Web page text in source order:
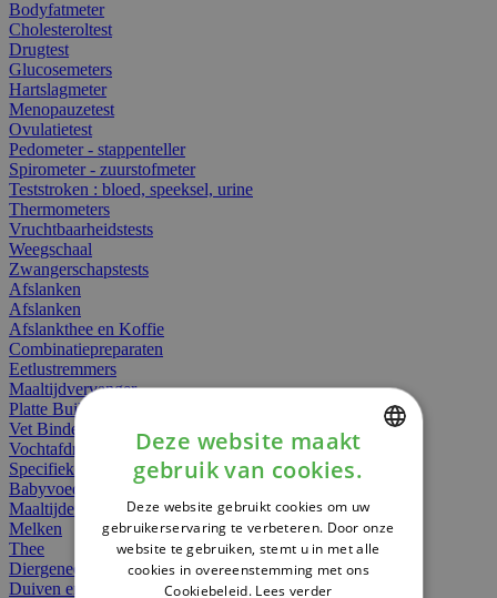
Bodyfatmeter
Cholesteroltest
Drugtest
Glucosemeters
Hartslagmeter
Menopauzetest
Ovulatietest
Pedometer - stappenteller
Spirometer - zuurstofmeter
Teststroken : bloed, speeksel, urine
Thermometers
Vruchtbaarheidstests
Weegschaal
Zwangerschapstests
Afslanken
Afslanken
Afslankthee en Koffie
Combinatiepreparaten
Eetlustremmers
Maaltijdvervanger
Platte Buik
Vet Binders
Vochtafdrijvers
Specifieke Voeding
Babyvoeding
Maaltijden
Melken
Thee
Diergeneesmiddelen
Duiven en vogels
DUTCH
FRENCH
ENGLISH
Deze website maakt
gebruik van cookies.
Deze website gebruikt cookies om uw
gebruikerservaring te verbeteren. Door onze
website te gebruiken, stemt u in met alle
cookies in overeenstemming met ons
Cookiebeleid. Lees verder